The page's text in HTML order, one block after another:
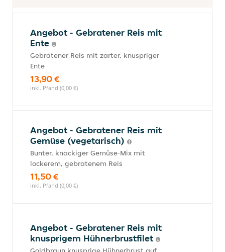
Angebot - Gebratener Reis mit
Ente
Gebratener Reis mit zarter, knuspriger
Ente
13,90 €
inkl. Pfand (0,00 €)
Angebot - Gebratener Reis mit
Gemüse (vegetarisch)
Bunter, knackiger Gemüse-Mix mit
lockerem, gebratenem Reis
11,50 €
inkl. Pfand (0,00 €)
Angebot - Gebratener Reis mit
knusprigem Hühnerbrustfilet